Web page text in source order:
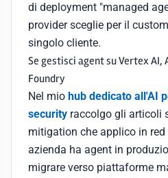
di deployment "managed
provider sceglie per il
singolo cliente.
Se gestisci agent su Vertex AI,
Foundry
Nel mio hub dedicato all'AI
security raccolgo gli articoli
mitigation che applico in red
azienda ha agent in
migrare verso piattaforme